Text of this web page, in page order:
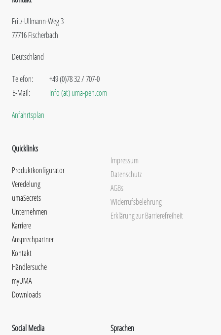
Fritz-Ullmann-Weg 3
77716 Fischerbach
Deutschland
Telefon:
E-Mail:
+49 (0)78 32 / 707-0
info (at) uma-pen.com
Anfahrtsplan
Quicklinks
Produktkonfigurator
Veredelung
umaSecrets
Unternehmen
Karriere
Ansprechpartner
Kontakt
Händlersuche
myUMA
Downloads
Impressum
Datenschutz
AGBs
Widerrufsbelehrung
Erklärung zur Barrierefreiheit
Social Media
Sprachen